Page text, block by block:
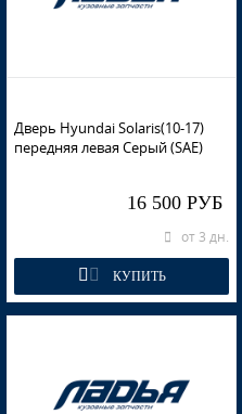
Дверь Hyundai Solaris(10-17)
передняя левая Серый (SAE)
16 500 РУБ
от 3 дн.
КУПИТЬ